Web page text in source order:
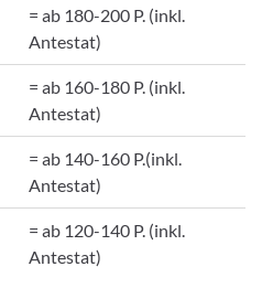
= ab 180-200 P. (inkl.
Antestat)
= ab 160-180 P. (inkl.
Antestat)
= ab 140-160 P.(inkl.
Antestat)
= ab 120-140 P. (inkl.
Antestat)